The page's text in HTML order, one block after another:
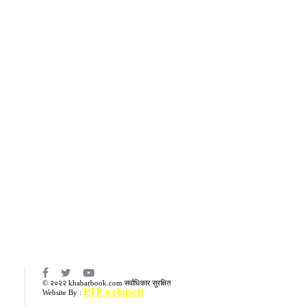
© २०२२ khabarbook.com सर्वाधिकार सुरक्षित
Website By : PTP webnsoft